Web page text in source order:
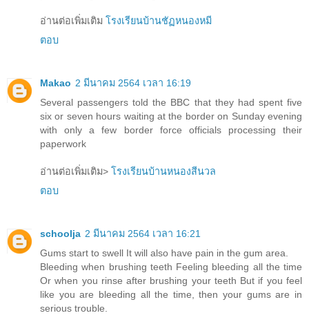
อ่านต่อเพิ่มเติม โรงเรียนบ้านชัฏหนองหมี
ตอบ
Makao 2 มีนาคม 2564 เวลา 16:19
Several passengers told the BBC that they had spent five
six or seven hours waiting at the border on Sunday evening
with only a few border force officials processing their
paperwork
อ่านต่อเพิ่มเติม> โรงเรียนบ้านหนองสีนวล
ตอบ
schoolja 2 มีนาคม 2564 เวลา 16:21
Gums start to swell It will also have pain in the gum area.
Bleeding when brushing teeth Feeling bleeding all the time
Or when you rinse after brushing your teeth But if you feel
like you are bleeding all the time, then your gums are in
serious trouble.